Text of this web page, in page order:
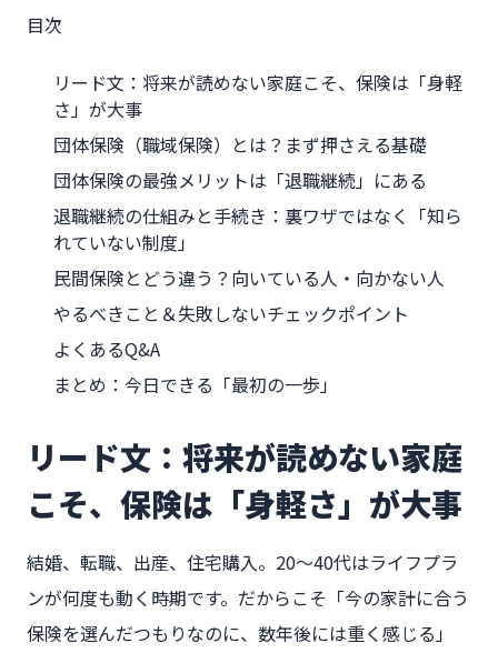
目次
リード文：将来が読めない家庭こそ、保険は「身軽
さ」が大事
団体保険（職域保険）とは？まず押さえる基礎
団体保険の最強メリットは「退職継続」にある
退職継続の仕組みと手続き：裏ワザではなく「知ら
れていない制度」
民間保険とどう違う？向いている人・向かない人
やるべきこと＆失敗しないチェックポイント
よくあるQ&A
まとめ：今日できる「最初の一歩」
リード文：将来が読めない家庭
こそ、保険は「身軽さ」が大事
結婚、転職、出産、住宅購入。20〜40代はライフプラ
ンが何度も動く時期です。だからこそ「今の家計に合う
保険を選んだつもりなのに、数年後には重く感じる」